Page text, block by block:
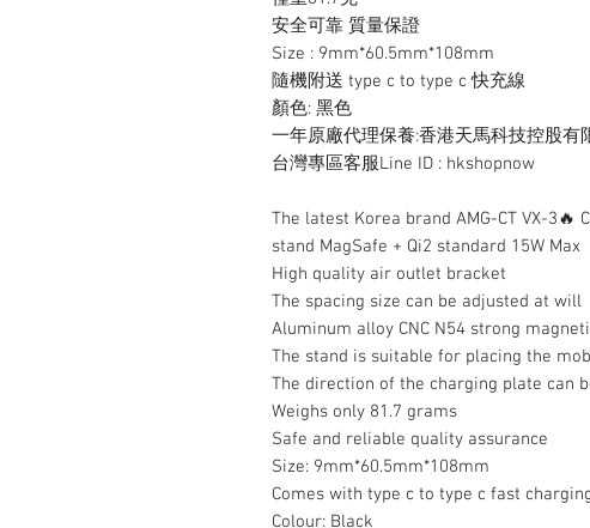
安全可靠 質量保證
Size : 9mm*60.5mm*108mm
隨機附送 type c to type c 快充線
顏色: 黑色
一年原廠代理保養:香港天馬科技控股有
台灣專區客服Line ID : hkshopnow
The latest Korea brand AMG-CT VX-
stand MagSafe + Qi2 standard 15W Max
High quality air outlet bracket
The spacing size can be adjusted at will
Aluminum alloy CNC N54 strong
The stand is suitable for placing the
The direction of the charging plate can
Weighs only 81.7 grams
Safe and reliable quality assurance
Size: 9mm*60.5mm*108mm
Comes with type c to type c fast
Colour: Black